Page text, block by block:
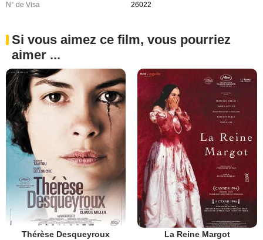
N° de Visa
26022
Si vous aimez ce film, vous pourriez
aimer ...
Thérèse Desqueyroux La Reine Margot